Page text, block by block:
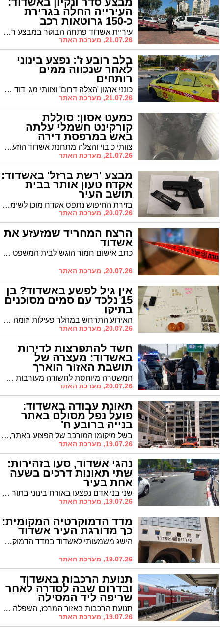
העירייה החלה בגרירת
כ-150 גרוטאות רכב
עיריית אשדוד פתחה הבוקר במבצע רחב היקף לסילוק כלי רכב נטושים מרחובות העיר. במסגרת ההיערכות למהלך, הכשירה העירייה מגרש אחסון ייעודי שאליו יפנו הפקחים את הרכבים העונים להגדרה בחוק.
21.07.26, מערכת האתר
בלב רובע ז': נפצע בינוני
לאחר שנכווה ממים
רותחים
כונני ארגון 'הצלה דרום' וצוותי מגן דוד אדום הוזנקו לזירה בעקבות דיווח שהתקבל במוקד החירום. עם הגעתם, הבחינו הפראמדיקים והחובשים בצעיר כשהוא סובל מכוויות קשות בפלג גופו התחתון.
21.07.26, מערכת האתר
כמעט אסון: סוללת
קורקינט חשמלי עלתה
באש במרפסת דירה
באשדוד צוותי כיבוי והצלה מתחנת אשדוד הוזעקו אמש בעקבות דיווח על שריפה שפרצה במרפסת דירת מגורים בעיר, כתוצאה מבעירה של סוללת ליתיום
21.07.26, מערכת האתר
מבצע 'רשת ברזל' באשדוד:
אקדח טעון אותר בבית
תושב העיר
בזירת החיפוש נתפס אקדח מוכן לשימוש עם כדור בקנה, כאשר על פי החשד נמצא בתוכו גם תרמיל תקוע המעיד על ירי קודם. בנוסף, תפסו הבלשים מאות גרמים של סמים מסוגים שונים
20.07.26, מערכת האתר
הרצח המחריד שמזעזע את
אשדוד
כתב אישום חמור הוגש לבית המשפט המחוזי בבאר שבע נגד אדם מאשדוד, המיוחס לו רצח אשתו בביתם המשותף בעיר
20.07.26, מערכת האתר
אין גיל לפשע באשדוד? בן
15 נלכד עם סמים מסוכנים
בתיקו
האירוע התרחש במהלך פעילות יזומה של שוטרי התחנה בעיר, בעקבות דיווח על מספר קטינים שעוררו את חשדם של התושבים. עם הגעת הצוותים למקום, ניסה אחד הנערים להימלט מהזירה. לאחר מרדף רגלי קצר, הצליחו השוטרים לאתר ולעכב אותו
20.07.26, מערכת האתר
חשד להתפרצות לדירות
באשדוד: מעצרה של
תושבת האזור הוארך
ביממה המשטרה מיוחסת לחשודה מעורבות בשלושה אירועי התפרצות באשדוד וקשירת קשר לביצוע פשע. בבקשת המעצר נטען כי באחד המקרים נגנבו תכשיטים בשווי רב משתי דירות בעיר, וכי בחקירתה אף הודתה שנכחה בזירת אחד האירועים באשדוד
20.07.26, מערכת האתר
תאונת עבודה באשדוד:
פועל נפל מסולם באתר
בנייה ברובע ח'
בשל מיקומו המורכב של הפצוע באתר, הוזעקו למקום לוחמי אש מתחנת הכיבוי באשדוד, אשר פעלו לחילוצו באמצעות מנוף ייעודי והעבירו אותו לידי כוחות הרפואה
19.07.26, מערכת האתר
נהגי אשדוד, סעו בזהירות:
שתי תאונות דרכים בשעה
אחת בעיר
שני בני אדם נפצעו באורח בינוני בתוך שעה אחת, בשתי תאונות דרכים נפרדות שאירעו היום ברחבי העיר אשדוד. צוותי הרפואה של איחוד הצלה העניקו לנפגעים טיפול ראשוני בשטח
19.07.26, מערכת האתר
מדד הדמוקרטיה המקומית:
כך מדורגת העיר אשדוד
הישג משמעותי לאשדוד במדד הדמוקרטיה המקומית של תנועת “פנימה” ועיתון "גלובס": העיר התברגה במקום ה-14 מבין כלל הרשויות המקומיות בארץ, ובמקום הרביעי מבין עשר הערים הגדולות בישראל, עם ציון של 56 נקודות
19.07.26, מערכת האתר
תנועת הרכבות באשדוד
ובדרום שבה לסדרה לאחר
שריפה ליד המסילה
תנועת הרכבות באזור המרכז, השפלה והדרום חזרה הבוקר לשגרה מלאה, לאחר שהופסקה זמנית בשל שריפה שפרצה סמוך למסילת הרכבת באזור באר יעקב
19.07.26, מערכת האתר